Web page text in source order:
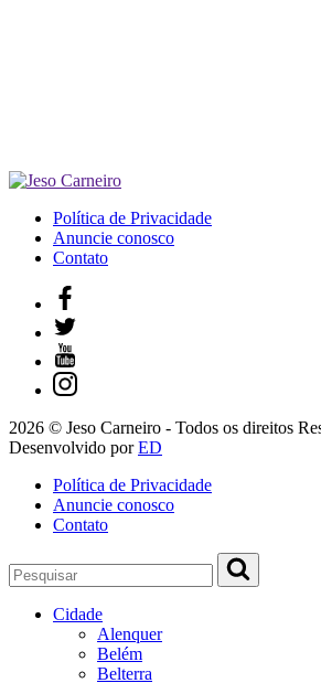
Política de Privacidade
Anuncie conosco
Contato
2026 © Jeso Carneiro - Todos os direitos
Desenvolvido porED
Política de Privacidade
Anuncie conosco
Contato
Cidade
Alenquer
Belém
Belterra